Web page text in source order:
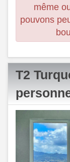
même
pouvons
T2
Previous